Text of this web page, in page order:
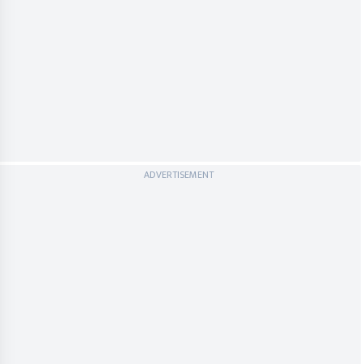
ADVERTISEMENT